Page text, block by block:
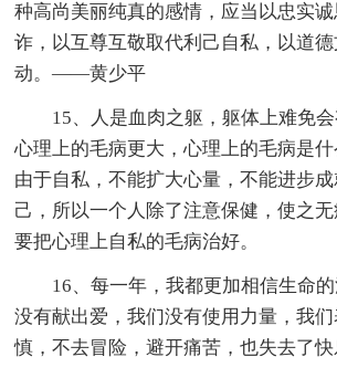
种高尚美丽纯真的感情，应当以忠实
诈，以互尊互敬取代利己自私，以道
动。——黄少平
15、人是血肉之躯，躯体上难免
心理上的毛病更大，心理上的毛病是
由于自私，不能扩大心量，不能进步
己，所以一个人除了注意保健，使之
要把心理上自私的毛病治好。
16、每一年，我都更加相信生命
没有献出爱，我们没有使用力量，我
慎，不去冒险，避开痛苦，也失去了快